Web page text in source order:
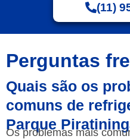
(11)
Perguntas
Quais são os
comuns de
Parque
Os problemas mais